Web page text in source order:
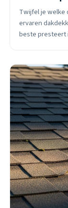
Twijfel je welke
ervaren
beste presteert